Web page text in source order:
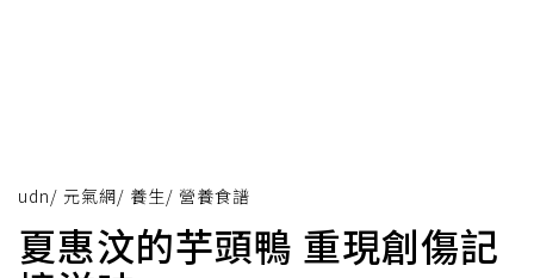
udn/ 元氣網/ 養生/ 營養食譜
夏惠汶的芋頭鴨 重現創傷記